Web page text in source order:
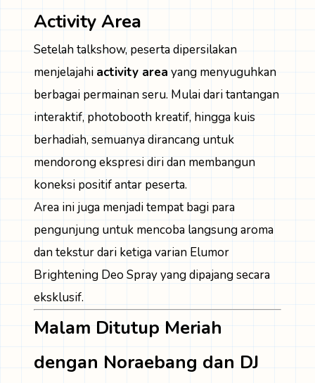
Activity Area
Setelah talkshow, peserta dipersilakan
menjelajahi activity area yang menyuguhkan
berbagai permainan seru. Mulai dari tantangan
interaktif, photobooth kreatif, hingga kuis
berhadiah, semuanya dirancang untuk
mendorong ekspresi diri dan membangun
koneksi positif antar peserta.
Area ini juga menjadi tempat bagi para
pengunjung untuk mencoba langsung aroma
dan tekstur dari ketiga varian Elumor
Brightening Deo Spray yang dipajang secara
eksklusif.
Malam Ditutup Meriah
dengan Noraebang dan DJ